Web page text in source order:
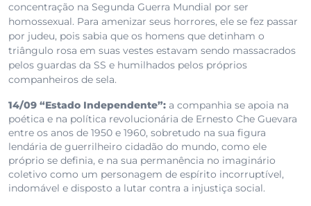
concentração na Segunda Guerra Mundial por ser
homossexual. Para amenizar seus horrores, ele se fez passar
por judeu, pois sabia que os homens que detinham o
triângulo rosa em suas vestes estavam sendo massacrados
pelos guardas da SS e humilhados pelos próprios
companheiros de sela.
14/09 “Estado Independente”: a companhia se apoia na
poética e na política revolucionária de Ernesto Che Guevara
entre os anos de 1950 e 1960, sobretudo na sua figura
lendária de guerrilheiro cidadão do mundo, como ele
próprio se definia, e na sua permanência no imaginário
coletivo como um personagem de espírito incorruptível,
indomável e disposto a lutar contra a injustiça social.